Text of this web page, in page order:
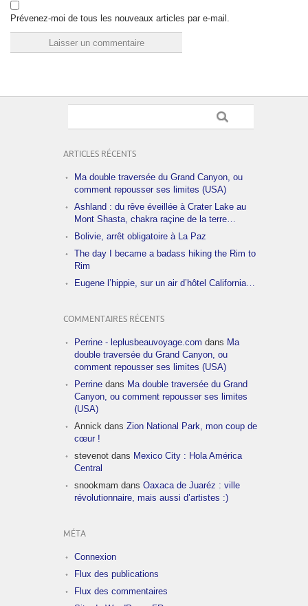
Prévenez-moi de tous les nouveaux articles par e-mail.
ARTICLES RÉCENTS
Ma double traversée du Grand Canyon, ou
comment repousser ses limites (USA)
Ashland : du rêve éveillée à Crater Lake au
Mont Shasta, chakra raçine de la terre…
Bolivie, arrêt obligatoire à La Paz
The day I became a badass hiking the Rim to
Rim
Eugene l’hippie, sur un air d’hôtel California…
COMMENTAIRES RÉCENTS
Perrine - leplusbeauvoyage.com dans Ma
double traversée du Grand Canyon, ou
comment repousser ses limites (USA)
Perrine dans Ma double traversée du Grand
Canyon, ou comment repousser ses limites
(USA)
Annick dans Zion National Park, mon coup de
cœur !
stevenot dans Mexico City : Hola América
Central
snookmam dans Oaxaca de Juaréz : ville
révolutionnaire, mais aussi d’artistes :)
MÉTA
Connexion
Flux des publications
Flux des commentaires